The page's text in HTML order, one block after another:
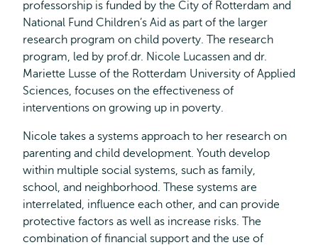
professorship is funded by the City of Rotterdam and
National Fund Children’s Aid as part of the larger
research program on child poverty. The research
program, led by prof.dr. Nicole Lucassen and dr.
Mariette Lusse of the Rotterdam University of Applied
Sciences, focuses on the effectiveness of
interventions on growing up in poverty.
Nicole takes a systems approach to her research on
parenting and child development. Youth develop
within multiple social systems, such as family,
school, and neighborhood. These systems are
interrelated, influence each other, and can provide
protective factors as well as increase risks. The
combination of financial support and the use of